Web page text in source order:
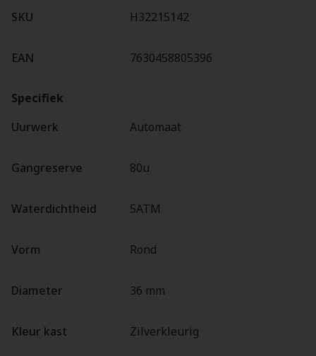
SKU H32215142
EAN 7630458805396
Specifiek
Uurwerk
Automaat
Gangreserve 80u
Waterdichtheid 5ATM
Vorm Rond
Diameter 36 mm
Kleur kast Zilverkleurig